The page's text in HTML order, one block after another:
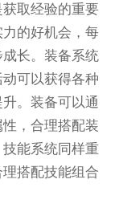
取经验的重要
的好机会，每
长。装备系统
可以获得各种
。装备可以通
，合理搭配装
能系统同样重
搭配技能组合